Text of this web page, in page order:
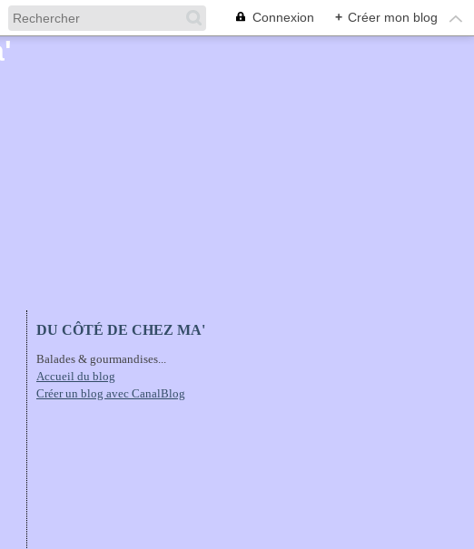
Connexion + Créer mon blog
DU CÔTÉ DE CHEZ MA'
Balades & gourmandises...
Accueil du blog
Créer un blog avec CanalBlog